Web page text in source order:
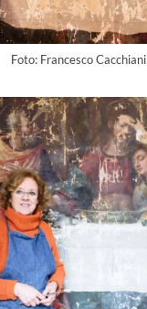
Foto: Francesco Cacchiani